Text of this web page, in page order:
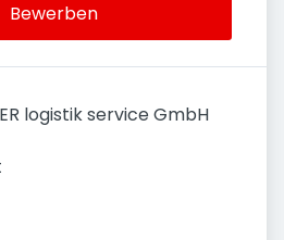
Bewerben
logistik service GmbH